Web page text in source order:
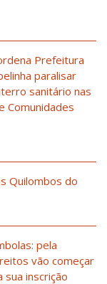
Prefeitura
paralisar
sanitário nas
Comunidades
Quilombos do
pela
vão começar
sua inscrição